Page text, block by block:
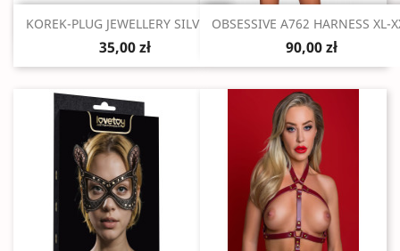
Szybki podgląd
KOREK-PLUG JEWELLERY SILVER...
35,00 zł
Szybki podgląd
OBSESSIVE A762 HARNESS XL-
90,00 zł